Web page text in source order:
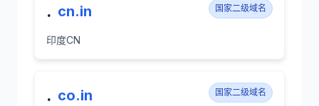
. cn.in 国家二级域名
印度CN
. co.in 国家二级域名